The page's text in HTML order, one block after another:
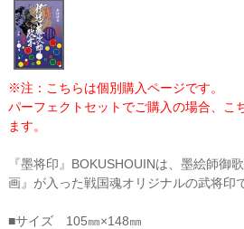
※注：こちらは個別購入ページです。
パーフェクトセットでご購入の場合、こ
ます。
『墨将印』BOKUSHOUINは、墨絵師御
画』が入った戦国魂オリジナルの武将印
■サイズ 105㎜×148㎜